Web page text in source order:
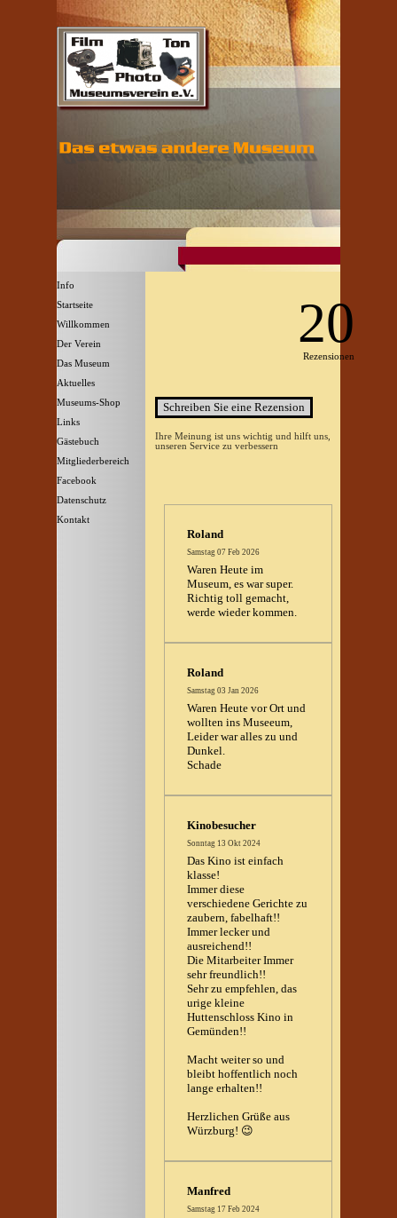
Direkt zum Seiteninhalt
Info
Startseite
Willkommen
Der Verein
Das Museum
Aktuelles
Museums-Shop
▼
Links
Gästebuch
Mitgliederbereich
Facebook
Datenschutz
Kontakt
20
Rezensionen
Ihre Meinung ist uns wichtig und hilft uns,
unseren Service zu verbessern
Roland
Samstag 07 Feb 2026
Waren Heute im
Museum, es war super.
Richtig toll gemacht,
werde wieder kommen.
Roland
Samstag 03 Jan 2026
Waren Heute vor Ort und
wollten ins Museeum,
Leider war alles zu und
Dunkel.
Schade
Kinobesucher
Sonntag 13 Okt 2024
Das Kino ist einfach
klasse!
Immer diese
verschiedene Gerichte zu
zaubern, fabelhaft!!
Immer lecker und
ausreichend!!
Die Mitarbeiter Immer
sehr freundlich!!
Sehr zu empfehlen, das
urige kleine
Huttenschloss Kino in
Gemünden!!
Macht weiter so und
bleibt hoffentlich noch
lange erhalten!!
Herzlichen Grüße aus
Würzburg! 😉
Manfred
Samstag 17 Feb 2024